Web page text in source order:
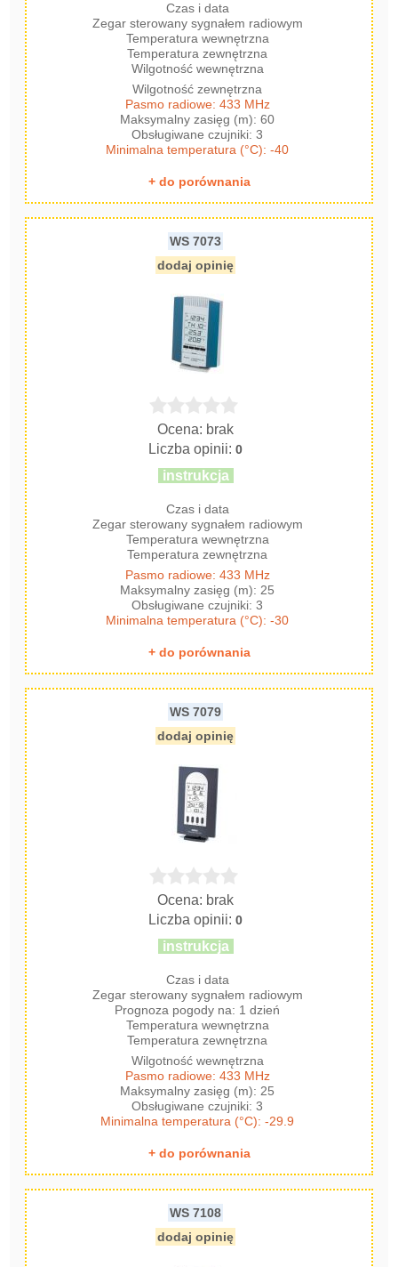
Czas i data
Zegar sterowany sygnałem radiowym
Temperatura wewnętrzna
Temperatura zewnętrzna
Wilgotność wewnętrzna
Wilgotność zewnętrzna
Pasmo radiowe: 433 MHz
Maksymalny zasięg (m): 60
Obsługiwane czujniki: 3
Minimalna temperatura (°C): -40
+ do porównania
WS 7073
dodaj opinię
Ocena: brak
Liczba opinii:0
instrukcja
Czas i data
Zegar sterowany sygnałem radiowym
Temperatura wewnętrzna
Temperatura zewnętrzna
Pasmo radiowe: 433 MHz
Maksymalny zasięg (m): 25
Obsługiwane czujniki: 3
Minimalna temperatura (°C): -30
+ do porównania
WS 7079
dodaj opinię
Ocena: brak
Liczba opinii:0
instrukcja
Czas i data
Zegar sterowany sygnałem radiowym
Prognoza pogody na: 1 dzień
Temperatura wewnętrzna
Temperatura zewnętrzna
Wilgotność wewnętrzna
Pasmo radiowe: 433 MHz
Maksymalny zasięg (m): 25
Obsługiwane czujniki: 3
Minimalna temperatura (°C): -29.9
+ do porównania
WS 7108
dodaj opinię